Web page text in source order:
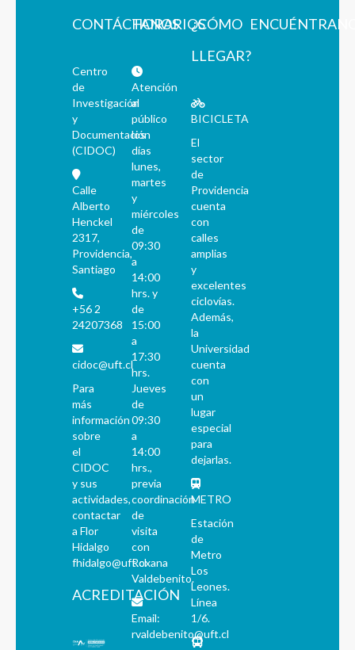
CONTÁCTANOS
Centro
de
Investigación
y
Documentación
(CIDOC)
Calle
Alberto
Henckel
2317,
Providencia,
Santiago
+56 2
24207368
cidoc@uft.cl
Para
más
información
sobre
el
CIDOC
y sus
actividades,
contactar
a Flor
Hidalgo
fhidalgo@uft.cl
ACREDITACIÓN
HORARIOS
Atención
al
público
los
días
lunes,
martes
y
miércoles
de
09:30
a
14:00
hrs. y
de
15:00
a
17:30
hrs.
Jueves
de
09:30
a
14:00
hrs.,
previa
coordinación
de
visita
con
Roxana
Valdebenito.
Email:
rvaldebenito@uft.cl
¿CÓMO
LLEGAR?
BICICLETA
El
sector
de
Providencia
cuenta
con
calles
amplias
y
excelentes
ciclovías.
Además,
la
Universidad
cuenta
con
un
lugar
especial
para
dejarlas.
METRO
Estación
de
Metro
Los
Leones.
Línea
1/6.